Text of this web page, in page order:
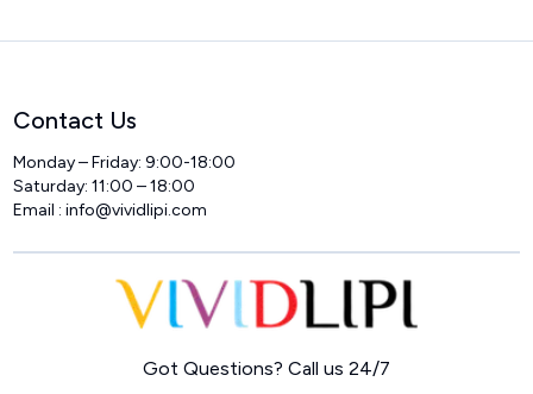
Contact Us
Monday – Friday: 9:00-18:00
Saturday: 11:00 – 18:00
Email :info@vividlipi.com
Got Questions? Call us 24/7